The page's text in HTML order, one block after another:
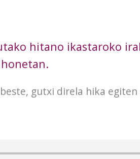
hitano ikastaroko
gutxi direla hika